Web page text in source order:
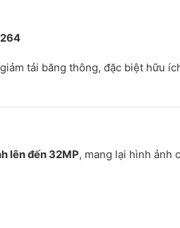
tải băng thông, đặc biệt hữu
lên đến 32MP, mang lại hình ảnh